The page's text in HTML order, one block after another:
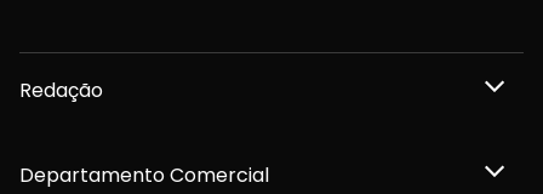
Redação
Departamento Comercial